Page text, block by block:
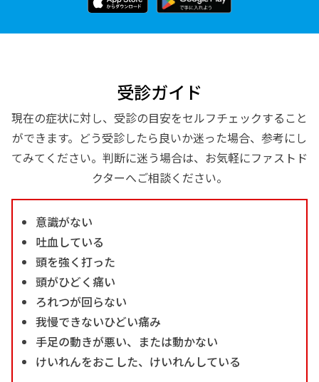
受診ガイド
現在の症状に対し、受診の目安をセルフチェックすること
ができます。どう受診したら良いか迷った場合、参考にし
てみてください。判断に迷う場合は、お気軽にファストド
クターへご相談ください。
意識がない
吐血している
頭を強く打った
頭がひどく痛い
ろれつが回らない
我慢できないひどい痛み
手足の動きが悪い、または動かない
けいれんをおこした、けいれんしている